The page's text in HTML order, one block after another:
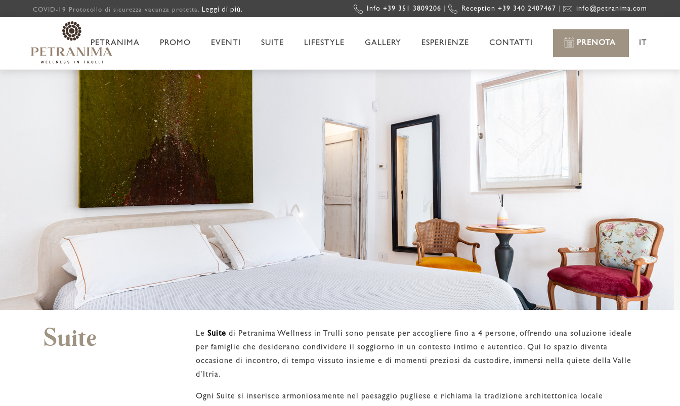
COVID-19 Protocollo di sicurezza vacanza protetta. Leggi di più. Info +39 351 3809206 Reception +39 340 2407467 info@petranima.com
PETRANIMA PROMO EVENTI SUITE LIFESTYLE GALLERY ESPERIENZE CONTATTI PRENOTA IT
Suite Le Suite di Petranima Wellness in Trulli sono pensate per accogliere fino a 4 persone, offrendo una soluzione ideale
per famiglie che desiderano condividere il soggiorno in un contesto intimo e autentico. Qui lo spazio diventa
occasione di incontro, di tempo vissuto insieme e di momenti preziosi da custodire, immersi nella quiete della Valle
d’Itria.
Ogni Suite si inserisce armoniosamente nel paesaggio pugliese e richiama la tradizione architettonica locale